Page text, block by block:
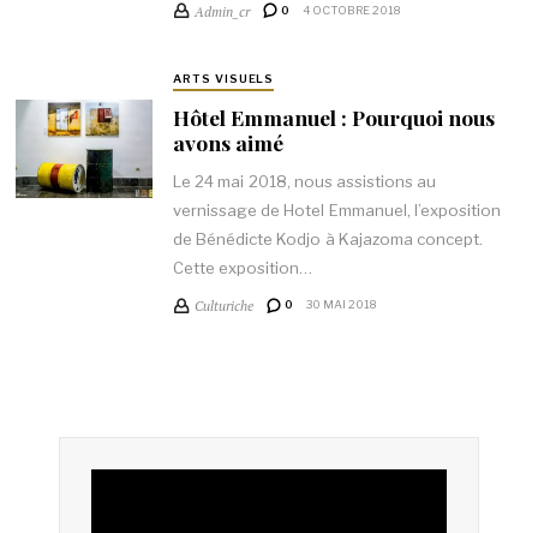
Admin_cr 0 4 OCTOBRE 2018
ARTS VISUELS
Hôtel Emmanuel : Pourquoi nous
avons aimé
Le 24 mai 2018, nous assistions au
vernissage de Hotel Emmanuel, l’exposition
de Bénédicte Kodjo à Kajazoma concept.
Cette exposition…
Culturiche 0 30 MAI 2018